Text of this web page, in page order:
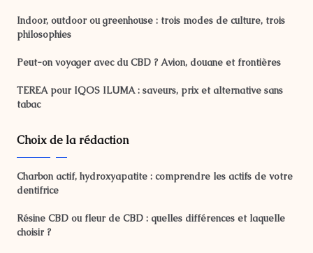
Indoor, outdoor ou greenhouse : trois modes de culture, trois
philosophies
Peut-on voyager avec du CBD ? Avion, douane et frontières
TEREA pour IQOS ILUMA : saveurs, prix et alternative sans
tabac
Choix de la rédaction
Charbon actif, hydroxyapatite : comprendre les actifs de votre
dentifrice
Résine CBD ou fleur de CBD : quelles différences et laquelle
choisir ?